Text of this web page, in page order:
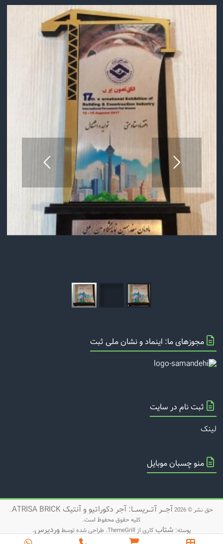
مجوزهای ما: اینماد و نشان ملی ثبت
ثبت نام در سایت
لینک
منو چسبان موبایل
حق نشر © 2026 آجـــر آتـــریســـا: آجر دکوراتیو و آنتیک ATRISA BRICK
.
کلیه حقوق محفوظ است.
پوسته: شتاب کاری از ThemeGrill. طراحی شده توسط وردپرس.